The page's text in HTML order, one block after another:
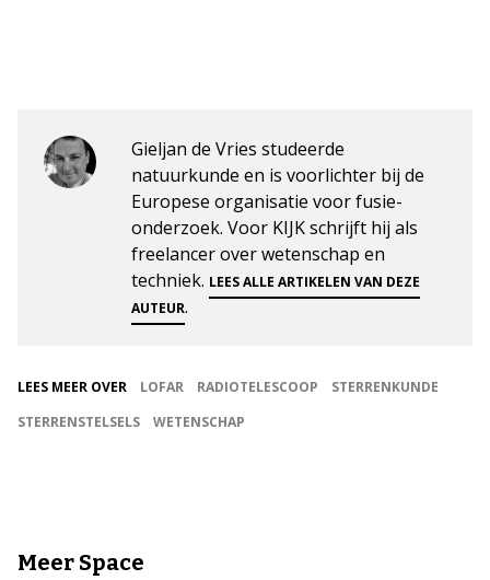
Gieljan de Vries studeerde
natuurkunde en is voorlichter bij de
Europese organisatie voor fusie-
onderzoek. Voor KIJK schrijft hij als
freelancer over wetenschap en
techniek. LEES ALLE ARTIKELEN VAN DEZE
AUTEUR.
LEES MEER OVER LOFAR RADIOTELESCOOP
STERRENKUNDE
STERRENSTELSELS
WETENSCHAP
Meer Space